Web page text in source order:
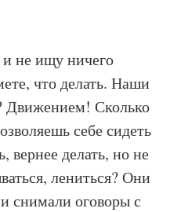
не ищу ничего
что делать. Наши
Движением! Сколько
себе сидеть
вернее делать, но не
лениться? Они
снимали оговоры с